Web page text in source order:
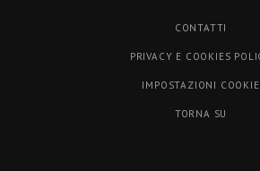
CONTATTI
PRIVACY E COOKIES
IMPOSTAZIONI COOKIE
TORNA SU